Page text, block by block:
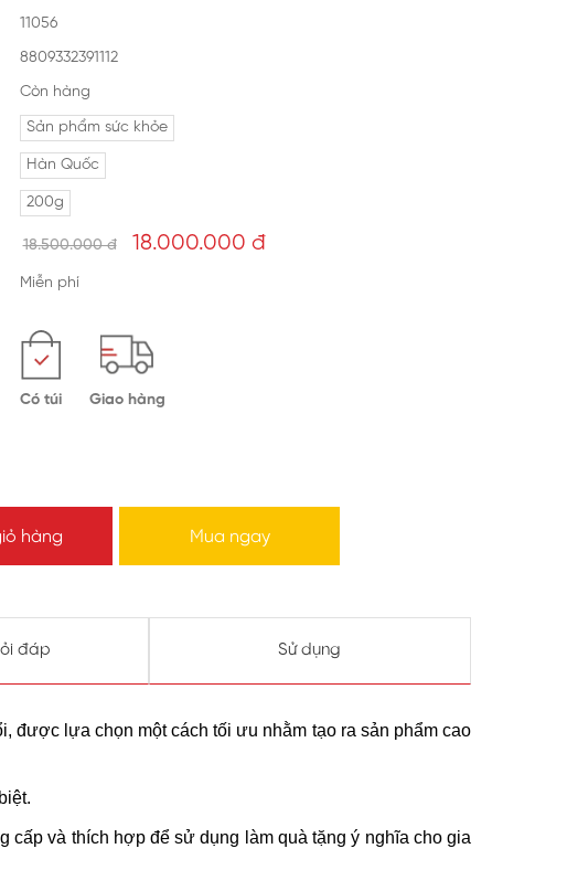
Có túi Giao hàng
11056
8809332391112
Còn hàng
Sản phẩm sức khỏe
Hàn Quốc
200g
18.500.000 đ 18.000.000 đ
Miễn phí
hàng Mua ngay
đáp Sử dụng
được lựa chọn một cách tối ưu nhằm tạo ra sản phẩm cao
cấp và thích hợp để sử dụng làm quà tặng ý nghĩa cho gia